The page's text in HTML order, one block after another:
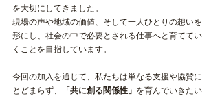
を大切にしてきました。
現場の声や地域の価値、そして一人ひとりの想いを
形にし、社会の中で必要とされる仕事へと育ててい
くことを目指しています。
今回の加入を通じて、私たちは単なる支援や協賛に
とどまらず、
「共に創る関係性」 を育んでいきたい